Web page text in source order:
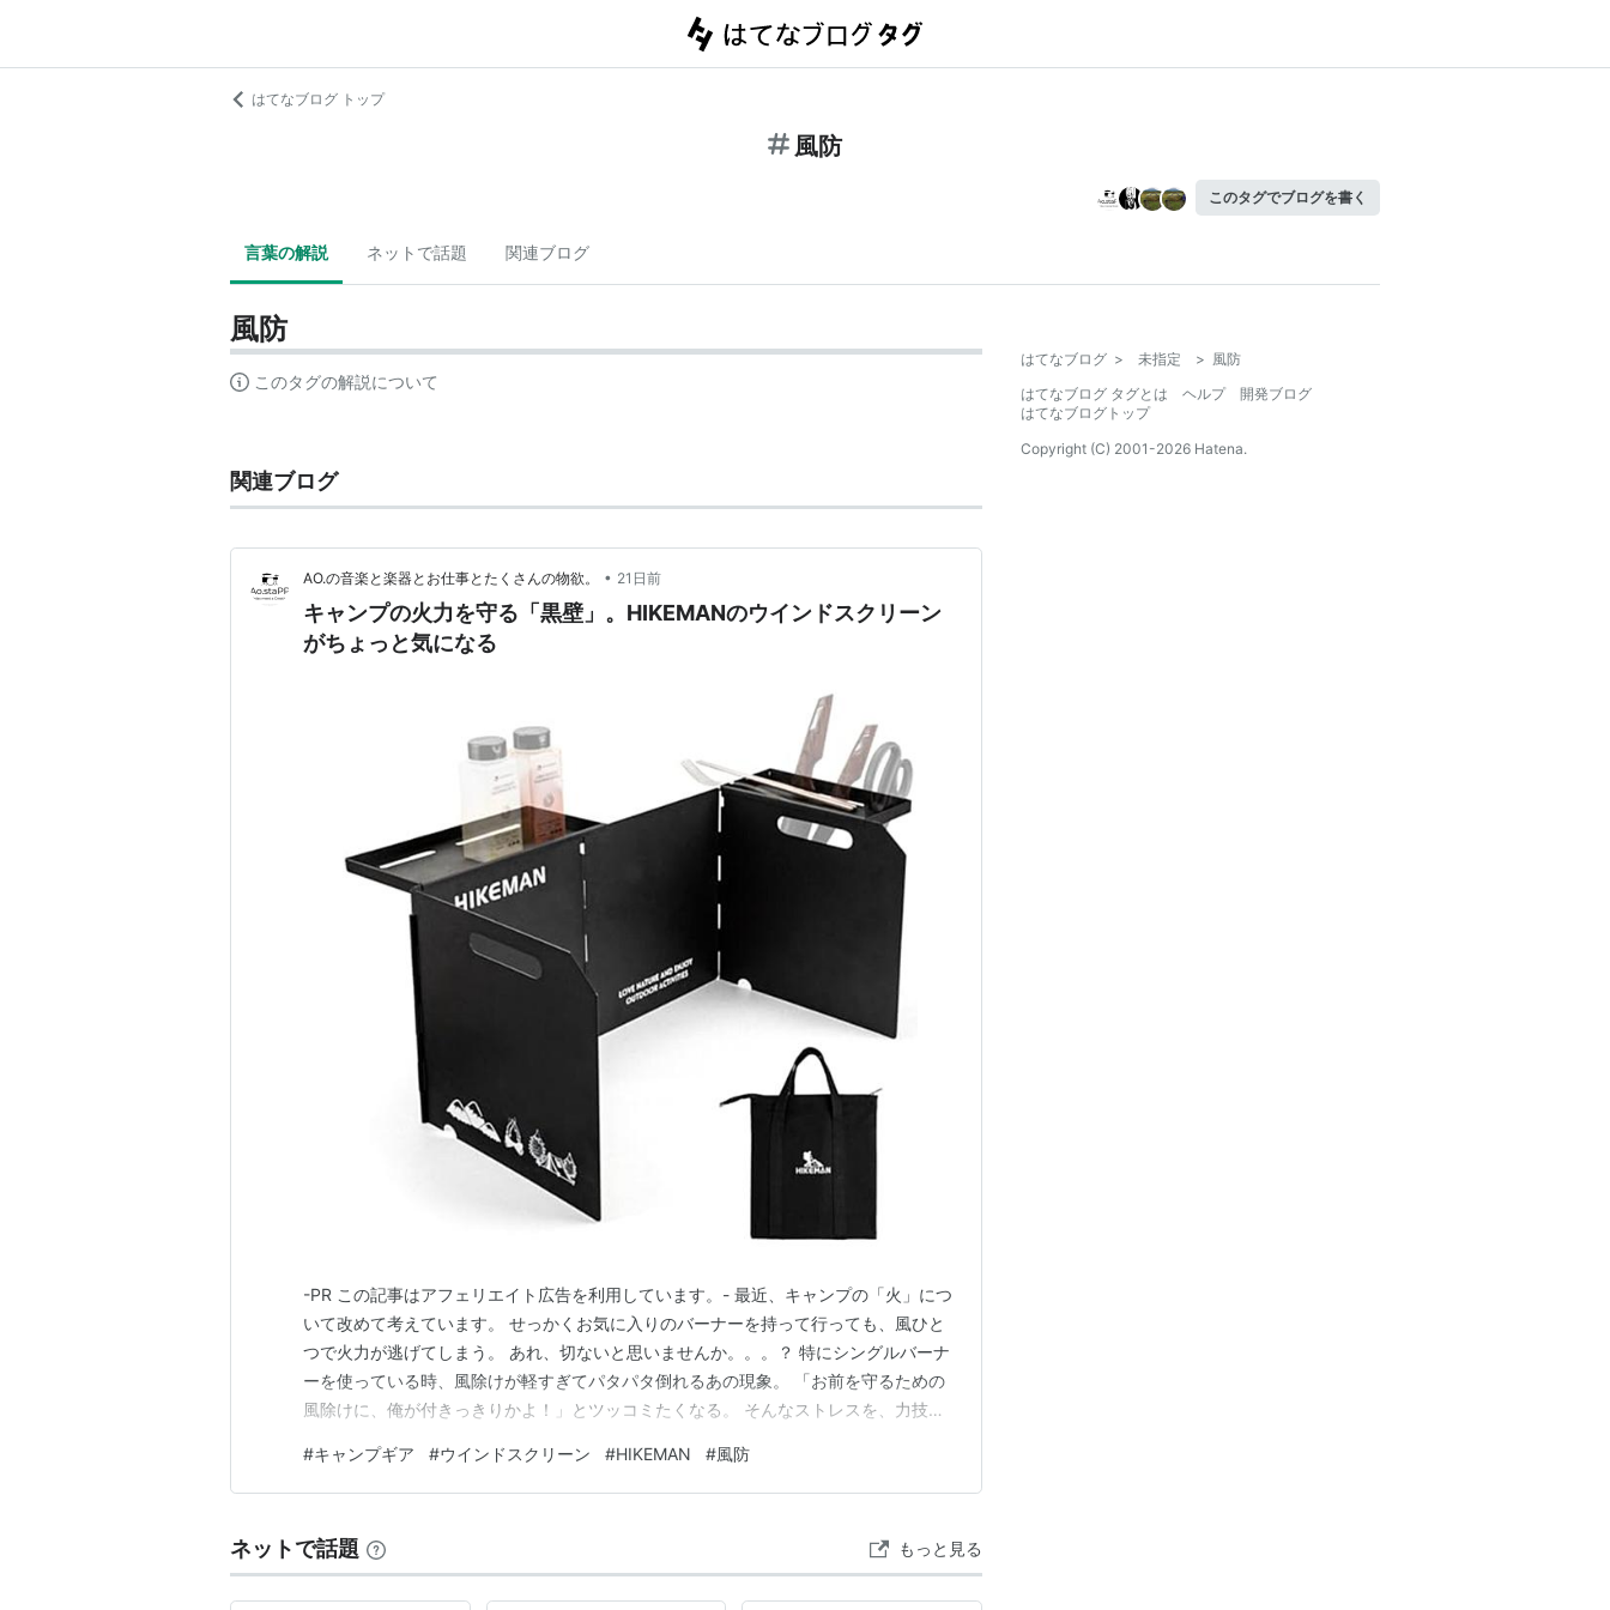
はてなブログ トップ
風防
このタグでブログを書く
言葉の解説 ネットで話題 関連ブログ
風防
このタグの解説について
関連ブログ
AO.の音楽と楽器とお仕事とたくさんの物欲。 • 21日前
キャンプの火力を守る「黒壁」。HIKEMANのウインドスクリーン
がちょっと気になる
-PR この記事はアフェリエイト広告を利用しています。- 最近、キャンプの「火」につ
いて改めて考えています。 せっかくお気に入りのバーナーを持って行っても、風ひと
つで火力が逃げてしまう。 あれ、切ないと思いませんか。。。？ 特にシングルバーナ
ーを使っている時、風除けが軽すぎてパタパタ倒れるあの現象。 「お前を守るための
風除けに、俺が付きっきりかよ！」とツッコミたくなる。 そんなストレスを、力技で
を選びたい 今回注目しているのは、HIKEMAN（ハイクマン）のウインドスクリーンで
す。 まず、素材が炭素鋼板。つまり「…
#キャンプギア #ウインドスクリーン #HIKEMAN #風防
ネットで話題 もっと見る
はてなブログ > 未指定 > 風防
はてなブログ タグとは
ヘルプ
開発ブログ
はてなブログトップ
Copyright (C) 2001-2026 Hatena.